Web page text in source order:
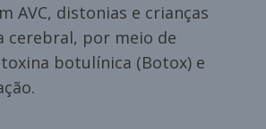
AVC, distonias e crianças
cerebral, por meio de
botulínica (Botox) e